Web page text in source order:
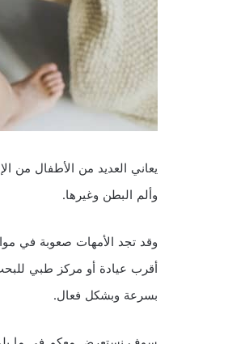
يعاني العديد من الأطفال من
وألم البطن وغيرها.
وقد تجد الأمهات صعوبة في
أقرب عيادة أو مركز طبي
بسرعة وبشكل فعال.